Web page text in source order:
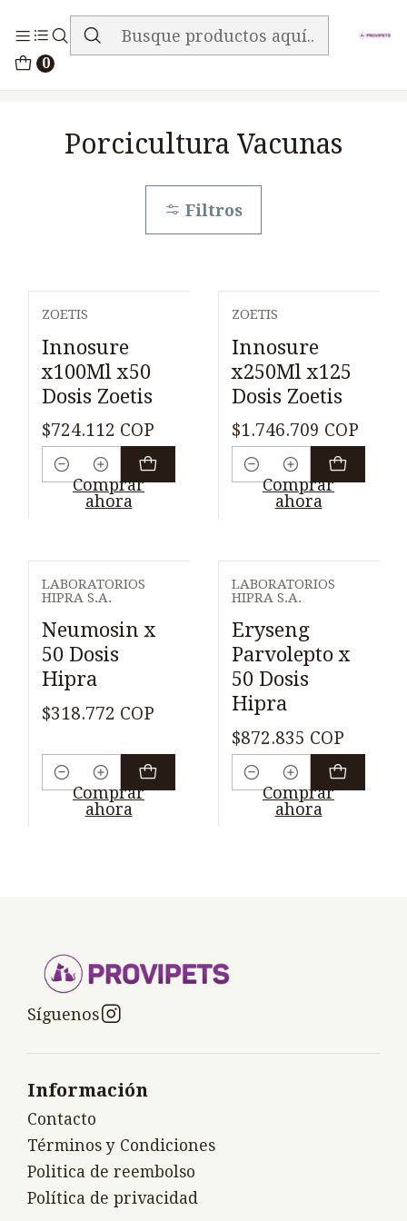
0
ENVIO GRATIS EN TODA LA TIENDA
Porcicultura Vacunas
Filtros
ZOETIS
Innosure
x100Ml x50
Dosis Zoetis
$724.112 COP
Cantidad
Comprar
ahora
ZOETIS
Innosure
x250Ml x125
Dosis Zoetis
$1.746.709 COP
Cantidad
Comprar
ahora
LABORATORIOS
HIPRA S.A.
Neumosin x
50 Dosis
Hipra
$318.772 COP
Cantidad
Comprar
ahora
LABORATORIOS
HIPRA S.A.
Eryseng
Parvolepto x
50 Dosis
Hipra
$872.835 COP
Cantidad
Comprar
ahora
Síguenos
Información
Contacto
Términos y Condiciones
Politica de reembolso
Política de privacidad